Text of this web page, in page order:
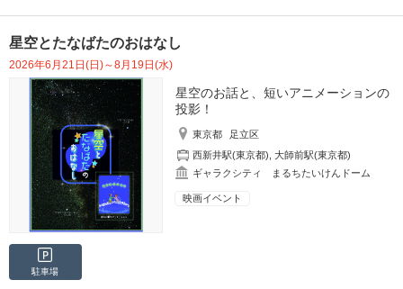
星空とたなばたのおはなし
2026年6月21日(日)～8月19日(水)
星空のお話と、短いアニメーションの
投影！
東京都
足立区
西新井駅(東京都) ,大師前駅(東京都)
ギャラクシティ まるちたいけんドーム
映画イベント
駐車場